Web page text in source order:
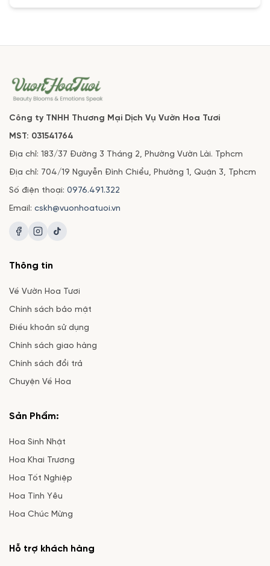
Công ty TNHH Thương Mại Dịch Vụ Vườn Hoa Tươi
MST: 031541764
Địa chỉ: 183/37 Đường 3 Tháng 2, Phường Vườn Lài. Tphcm
Địa chỉ: 704/19 Nguyễn Đình Chiểu, Phường 1, Quận 3, Tphcm
Số điện thoại: 0976.491.322
Email: cskh@vuonhoatuoi.vn
Thông tin
Về Vườn Hoa Tươi
Chính sách bảo mật
Điều khoản sử dụng
Chính sách giao hàng
Chính sách đổi trả
Chuyện Về Hoa
Sản Phẩm:
Hoa Sinh Nhật
Hoa Khai Trương
Hoa Tốt Nghiệp
Hoa Tình Yêu
Hoa Chúc Mừng
Hỗ trợ khách hàng